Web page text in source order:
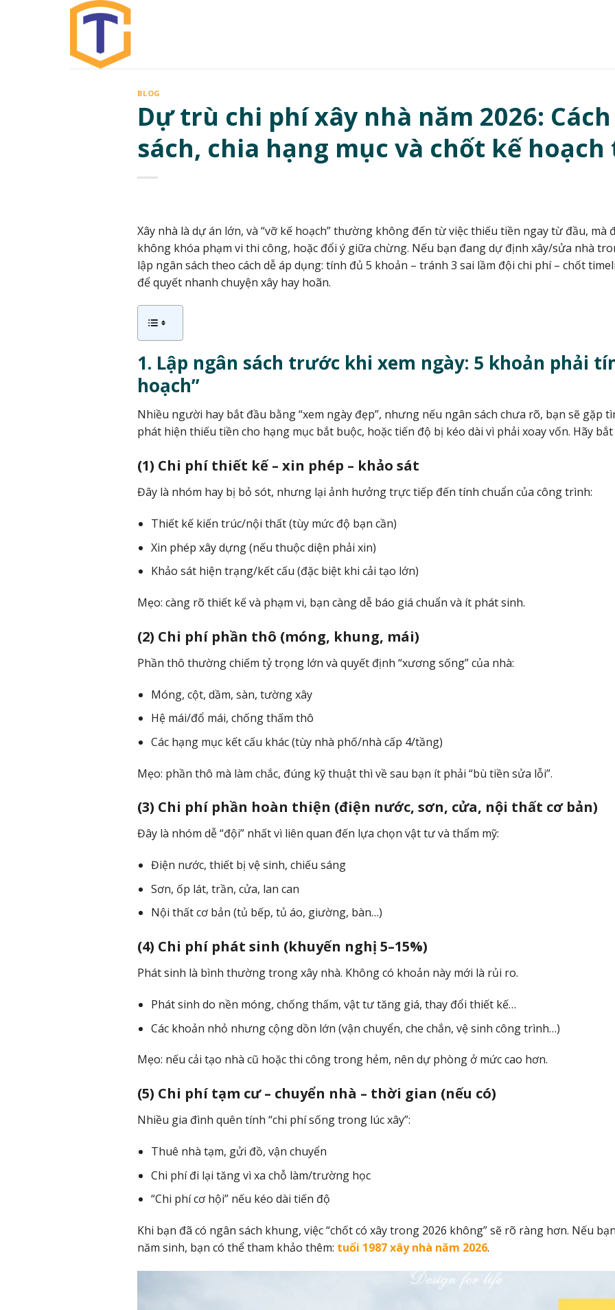
BLOG
Dự trù chi phí xây nhà năm 2026:
sách, chia hạng mục và chốt kế
Xây nhà là dự án lớn, và “vỡ kế hoạch” thường không đến từ việc thiếu tiền ngay từ đầu,
không khóa phạm vi thi công, hoặc đổi ý giữa chừng. Nếu bạn đang dự định xây/sửa nhà
lập ngân sách theo cách dễ áp dụng: tính đủ 5 khoản – tránh 3 sai lầm đội chi phí – chốt
để quyết nhanh chuyện xây hay hoãn.
1. Lập ngân sách trước khi xem ngày: 5 khoản phải
hoạch”
Nhiều người hay bắt đầu bằng “xem ngày đẹp”, nhưng nếu ngân sách chưa rõ, bạn sẽ gặp
phát hiện thiếu tiền cho hạng mục bắt buộc, hoặc tiến độ bị kéo dài vì phải xoay vốn. Hãy
(1) Chi phí thiết kế – xin phép – khảo sát
Đây là nhóm hay bị bỏ sót, nhưng lại ảnh hưởng trực tiếp đến tính chuẩn của công trình:
Thiết kế kiến trúc/nội thất (tùy mức độ bạn cần)
Xin phép xây dựng (nếu thuộc diện phải xin)
Khảo sát hiện trạng/kết cấu (đặc biệt khi cải tạo lớn)
Mẹo: càng rõ thiết kế và phạm vi, bạn càng dễ báo giá chuẩn và ít phát sinh.
(2) Chi phí phần thô (móng, khung, mái)
Phần thô thường chiếm tỷ trọng lớn và quyết định “xương sống” của nhà:
Móng, cột, dầm, sàn, tường xây
Hệ mái/đổ mái, chống thấm thô
Các hạng mục kết cấu khác (tùy nhà phố/nhà cấp 4/tầng)
Mẹo: phần thô mà làm chắc, đúng kỹ thuật thì về sau bạn ít phải “bù tiền sửa lỗi”.
(3) Chi phí phần hoàn thiện (điện nước, sơn, cửa, nội thất cơ bản)
Đây là nhóm dễ “đội” nhất vì liên quan đến lựa chọn vật tư và thẩm mỹ:
Điện nước, thiết bị vệ sinh, chiếu sáng
Sơn, ốp lát, trần, cửa, lan can
Nội thất cơ bản (tủ bếp, tủ áo, giường, bàn…)
(4) Chi phí phát sinh (khuyến nghị 5–15%)
Phát sinh là bình thường trong xây nhà. Không có khoản này mới là rủi ro.
Phát sinh do nền móng, chống thấm, vật tư tăng giá, thay đổi thiết kế…
Các khoản nhỏ nhưng cộng dồn lớn (vận chuyển, che chắn, vệ sinh công trình…)
Mẹo: nếu cải tạo nhà cũ hoặc thi công trong hẻm, nên dự phòng ở mức cao hơn.
(5) Chi phí tạm cư – chuyển nhà – thời gian (nếu có)
Nhiều gia đình quên tính “chi phí sống trong lúc xây”:
Thuê nhà tạm, gửi đồ, vận chuyển
Chi phí đi lại tăng vì xa chỗ làm/trường học
“Chi phí cơ hội” nếu kéo dài tiến độ
Khi bạn đã có ngân sách khung, việc “chốt có xây trong 2026 không” sẽ rõ ràng hơn. Nếu
năm sinh, bạn có thể tham khảo thêm: tuổi 1987 xây nhà năm 2026.